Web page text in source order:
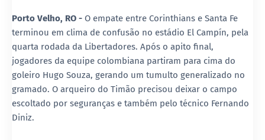
Porto Velho, RO - O empate entre Corinthians e Santa Fe
terminou em clima de confusão no estádio El Campín, pela
quarta rodada da Libertadores. Após o apito final,
jogadores da equipe colombiana partiram para cima do
goleiro Hugo Souza, gerando um tumulto generalizado no
gramado. O arqueiro do Timão precisou deixar o campo
escoltado por seguranças e também pelo técnico Fernando
Diniz.